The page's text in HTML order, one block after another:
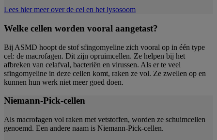
Lees hier meer over de cel en het lysosoom
Welke cellen worden vooral aangetast?
Bij ASMD hoopt de stof sfingomyeline zich vooral op in één type
cel: de macrofagen. Dit zijn opruimcellen. Ze helpen bij het
afbreken van celafval, bacteriën en virussen. Als er te veel
sfingomyeline in deze cellen komt, raken ze vol. Ze zwellen op en
kunnen hun werk niet meer goed doen.
Niemann-Pick-cellen
Als macrofagen vol raken met vetstoffen, worden ze schuimcellen
genoemd. Een andere naam is Niemann-Pick-cellen.